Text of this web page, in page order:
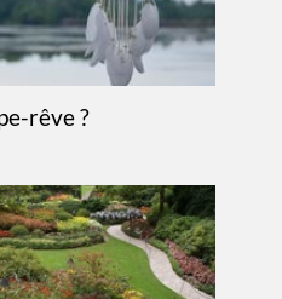
rêve ?